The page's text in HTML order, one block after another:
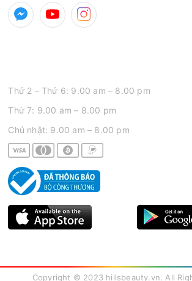
Thứ 2 – Thứ 6: 9.00 am – 8.00 pm
Thứ 7: 9.00 am – 8.00 pm
Chủ nhật: 9.00 am – 8.00 pm
Copyright © 2023 hillsbeauty.vn. All